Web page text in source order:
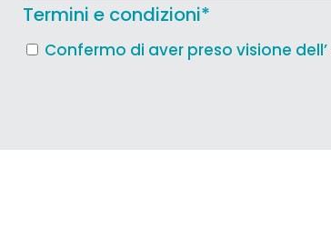
Termini e condizioni*
Confermo di aver preso visione dell’